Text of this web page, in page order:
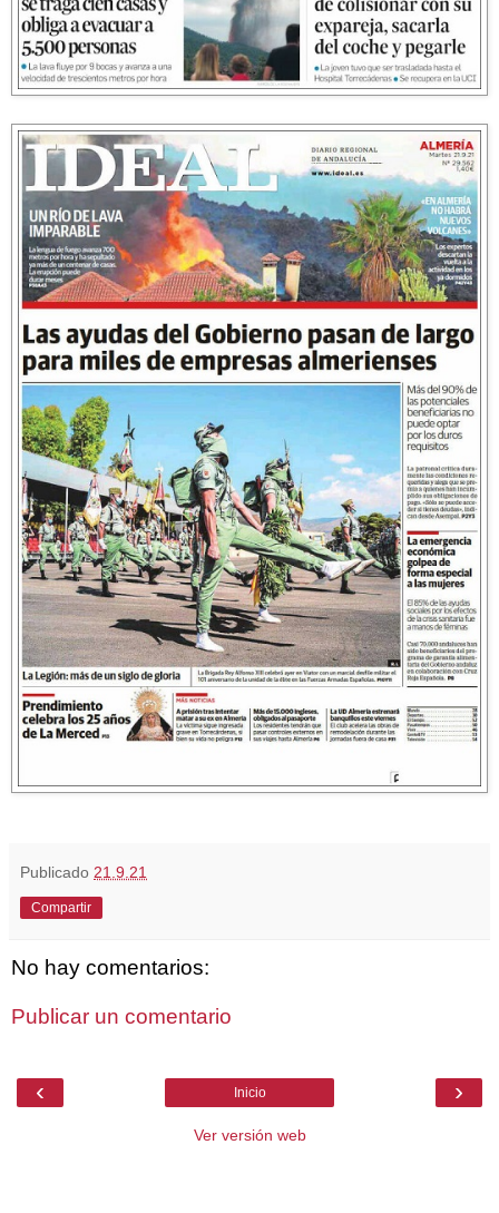
Publicado 21.9.21
Compartir
No hay comentarios:
Publicar un comentario
‹ ›
Inicio
Ver versión web